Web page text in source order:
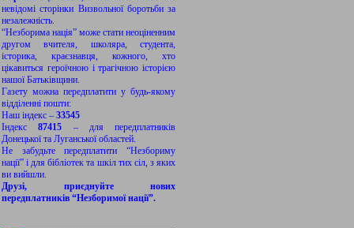
невідомі сторінки Визвольної боротьби за
незалежність.
“Незборима нація” може стати неоціненним
другом вчителя, школяра, студента,
історика, краєзнавця, кожного, хто
цікавиться героїчною і трагічною історією
нашої Батьківщини.
Газету можна передплатити у будь-якому
відділенні пошти:
Наш індекс – 33545
Індекс87415 – для передплатників
Донецької та Луганської областей.
Не забудьте передплатити “Незбориму
нації” і для бібліотек та шкіл тих сіл, з яких
ви вийшли.
Друзі, приєднуйте нових
передплатників “Незборимої нації”.